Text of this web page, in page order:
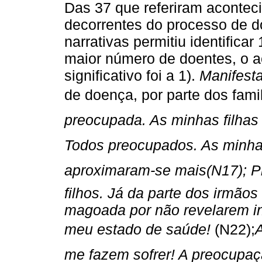
Das 37 que referiram
decorrentes do processo de
narrativas permitiu identificar
maior número de doentes, o
significativo foi a 1).
de doença, por parte dos
preocupada. As minhas filhas
Todos preocupados. As
aproximaram-se mais(N17);
filhos. Já da parte dos
magoada por não revelarem
meu estado de saúde! (N22);
me fazem sofrer! A